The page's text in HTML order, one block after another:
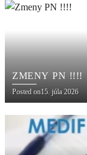
ZMENY PN !!!!
Posted on15. júla 2026